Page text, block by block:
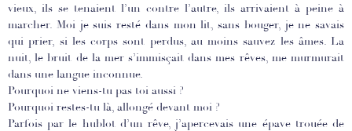
vieux, ils se tenaient l’un contre l’autre, ils arrivaient à peine à
marcher. Moi je suis resté dans mon lit, sans bouger, je ne savais
qui prier, si les corps sont perdus, au moins sauvez les âmes. La
nuit, le bruit de la mer s’immisçait dans mes rêves, me murmurait
dans une langue inconnue.
Pourquoi ne viens-tu pas toi aussi ?
Pourquoi restes-tu là, allongé devant moi ?
Parfois par le hublot d’un rêve, j’apercevais une épave trouée de